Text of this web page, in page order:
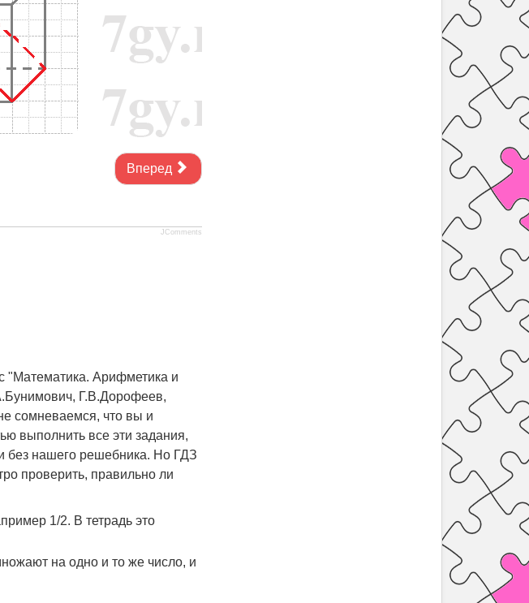
Вперед
JComments
"Математика. Арифметика и
Г.В.Дорофеев,
сомневаемся, что вы и
выполнить все эти задания,
без нашего решебника. Но ГДЗ
проверить, правильно ли
1/2. В тетрадь это
на одно и то же число, и